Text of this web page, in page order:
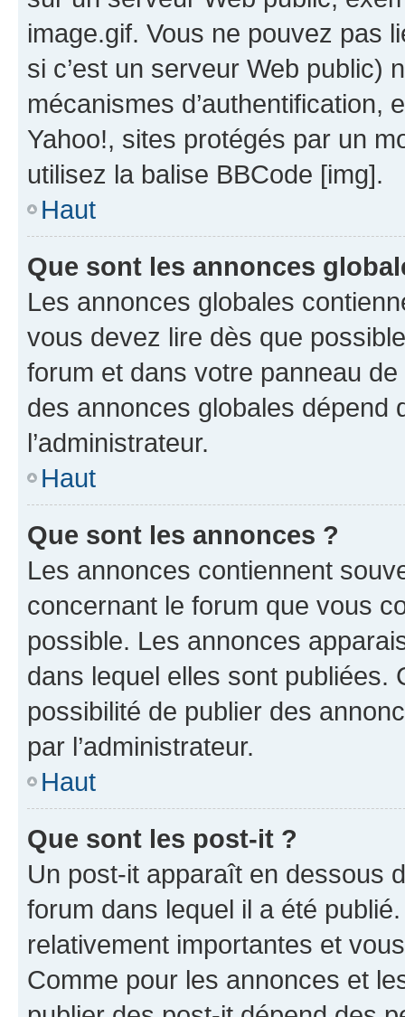
image.gif. Vous ne pouvez pas
si c’est un serveur Web public)
mécanismes d’authentification,
Yahoo!, sites protégés par un
utilisez la balise BBCode [img].
Haut
Que sont les annonces
Les annonces globales
vous devez lire dès que
forum et dans votre panneau
des annonces globales dépend
l’administrateur.
Haut
Que sont les annonces ?
Les annonces contiennent
concernant le forum que vous
possible. Les annonces
dans lequel elles sont publiées.
possibilité de publier des
par l’administrateur.
Haut
Que sont les post-it ?
Un post-it apparaît en dessous
forum dans lequel il a été
relativement importantes et
Comme pour les annonces et